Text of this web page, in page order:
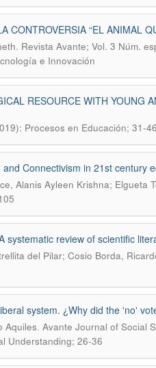
CONTROVERSIA “EL ANIMAL
. Revista Avante; Vol. 3 Núm.
e Innovación
RESOURCE WITH YOUNG
Procesos en Educación; 31-46
Connectivism in 21st century
Alanis Ayleen Krishna; Elgueta
review of scientific
del Pilar; Cosio Borda,
system. ¿Why did the 'no'
Aquiles. Avante Journal of Social
Understanding; 26-36